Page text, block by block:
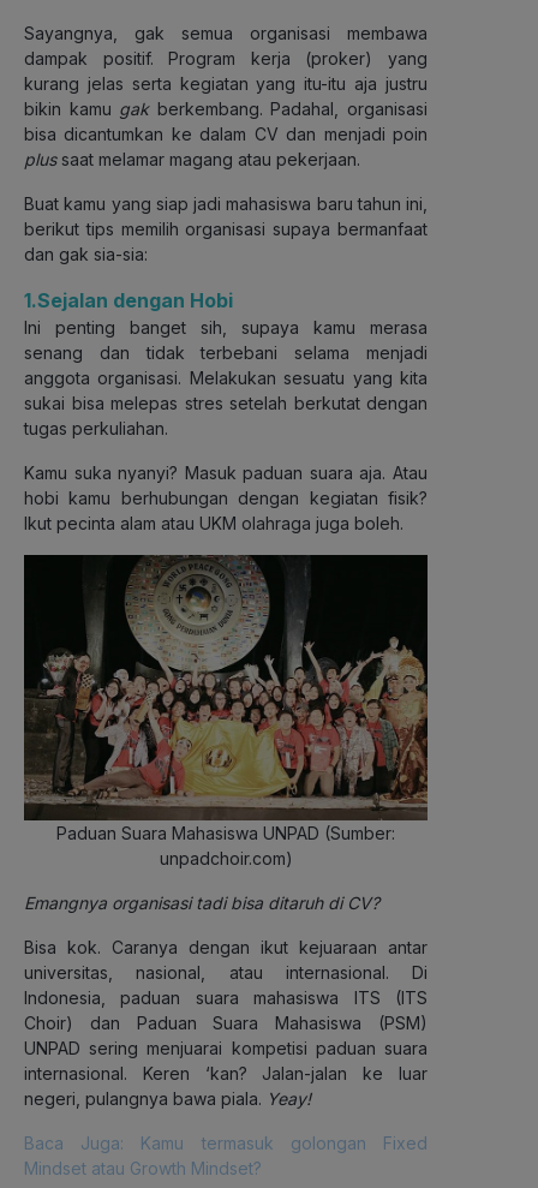
Sayangnya, gak semua organisasi membawa
dampak positif. Program kerja (proker) yang
kurang jelas serta kegiatan yang itu-itu aja justru
bikin kamu gakberkembang. Padahal, organisasi
bisa dicantumkan ke dalam CV dan menjadi poin
plussaat melamar magang atau pekerjaan.
Buat kamu yang siap jadi mahasiswa baru tahun ini,
berikut tips memilih organisasi supaya bermanfaat
dan gak sia-sia:
1.Sejalan dengan Hobi
Ini penting banget sih, supaya kamu merasa
senang dan tidak terbebani selama menjadi
anggota organisasi. Melakukan sesuatu yang kita
sukai bisa melepas stres setelah berkutat dengan
tugas perkuliahan.
Kamu suka nyanyi? Masuk paduan suara aja. Atau
hobi kamu berhubungan dengan kegiatan fisik?
Ikut pecinta alam atau UKM olahraga juga boleh.
Paduan Suara Mahasiswa UNPAD (Sumber:
unpadchoir.com)
Emangnya organisasi tadi bisa ditaruh di CV?
Bisa kok. Caranya dengan ikut kejuaraan antar
universitas, nasional, atau internasional. Di
Indonesia, paduan suara mahasiswa ITS (ITS
Choir) dan Paduan Suara Mahasiswa (PSM)
UNPAD sering menjuarai kompetisi paduan suara
internasional. Keren ‘kan? Jalan-jalan ke luar
negeri, pulangnya bawa piala. Yeay!
Baca Juga: Kamu termasuk golongan Fixed
Mindset atau Growth Mindset?